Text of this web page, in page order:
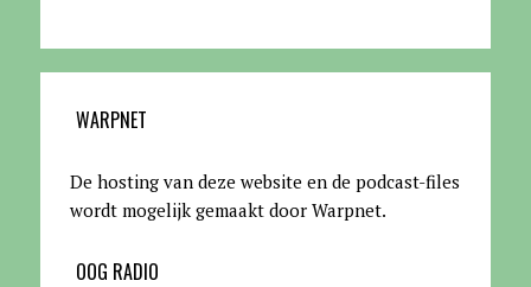
WARPNET
De hosting van deze website en de podcast-files
wordt mogelijk gemaakt door Warpnet.
OOG RADIO